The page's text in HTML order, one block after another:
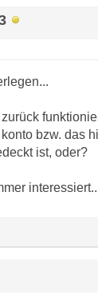
bzw. das
ist, oder?